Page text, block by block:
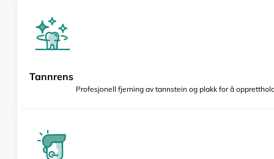
Tannrens
Profesjonell fjerning av tannstein og plakk for å